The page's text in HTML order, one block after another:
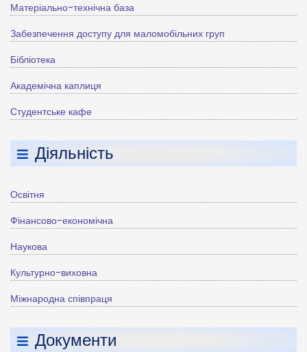
Матеріально-технічна база
Забезпечення доступу для маломобільних груп
Бібліотека
Академічна каплиця
Студентське кафе
Діяльність
Освітня
Фінансово-економічна
Наукова
Культурно-виховна
Міжнародна співпраця
Документи